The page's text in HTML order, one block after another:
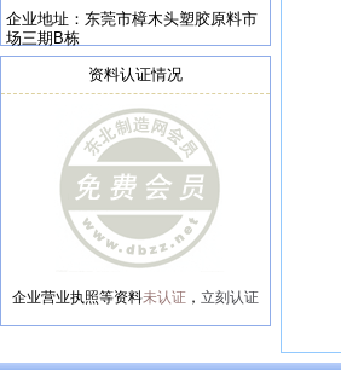
企业地址：东莞市樟木头塑胶原料市
场三期B栋
资料认证情况
企业营业执照等资料未认证 ， 立刻认证